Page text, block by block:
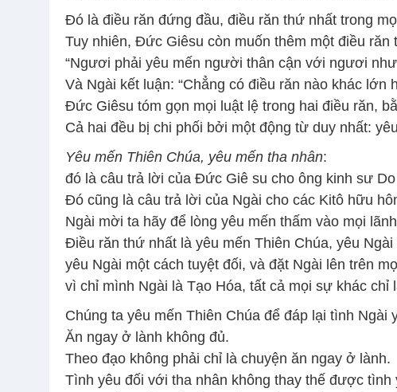
Đó là điều răn đứng đầu, điều răn thứ nhất trong
Tuy nhiên, Đức Giêsu còn muốn thêm một điều răn
“Ngươi phải yêu mến người thân cận với ngươi
Và Ngài kết luận: “Chẳng có điều răn nào khác lớn
Đức Giêsu tóm gọn mọi luật lệ trong hai điều răn,
Cả hai đều bị chi phối bởi một động từ duy nhất:
Yêu mến Thiên Chúa, yêu mến tha nhân:
đó là câu trả lời của Đức Giê su cho ông kinh sư
Đó cũng là câu trả lời của Ngài cho các Kitô hữu
Ngài mời ta hãy để lòng yêu mến thấm vào mọi
Điều răn thứ nhất là yêu mến Thiên Chúa, yêu
yêu Ngài một cách tuyệt đối, và đặt Ngài lên trên
vì chỉ mình Ngài là Tạo Hóa, tất cả mọi sự khác chỉ
Chúng ta yêu mến Thiên Chúa để đáp lại tình Ngài
Ăn ngay ở lành không đủ.
Theo đạo không phải chỉ là chuyện ăn ngay ở lành.
Tình yêu đối với tha nhân không thay thế được tình